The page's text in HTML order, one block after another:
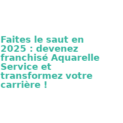
Faites le saut en
2025 : devenez
franchisé Aquarelle
Service et
transformez votre
carrière !